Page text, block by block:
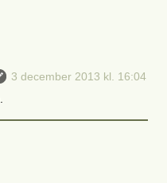
3 december 2013 kl. 16:04